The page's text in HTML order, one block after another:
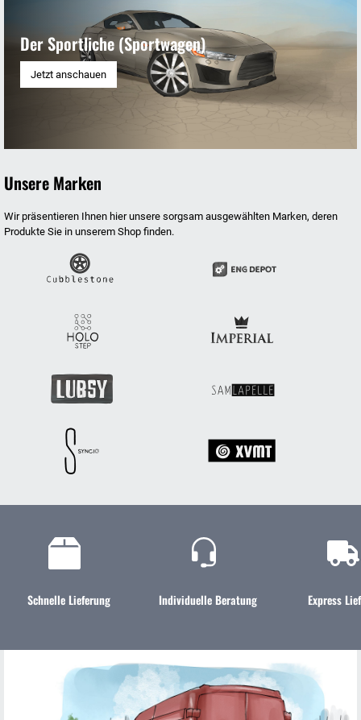
Der Sportliche (Sportwagen)
Jetzt anschauen
Unsere Marken
Wir präsentieren Ihnen hier unsere sorgsam ausgewählten Marken, deren
Produkte Sie in unserem Shop finden.
Schnelle Lieferung Individuelle Beratung Express